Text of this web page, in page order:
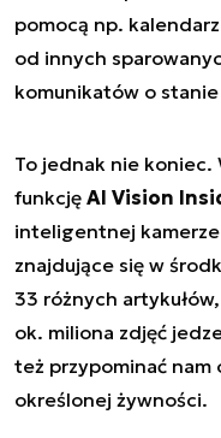
pomocą np.
od innych
komunikatów o
To jednak nie koniec.
funkcję AI Vision
inteligentnej
znajdujące się w
33 różnych
ok. miliona zdjęć
też przypominać nam
określonej żywności.